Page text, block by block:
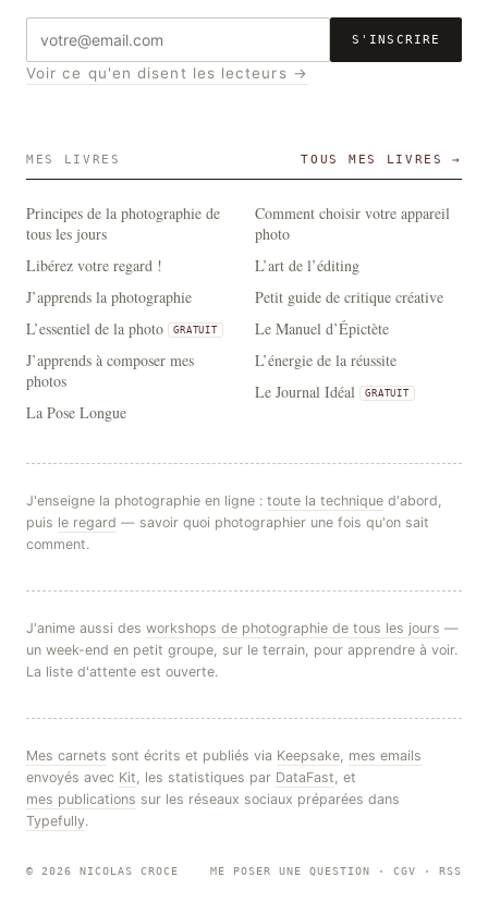
Adresse
e-
mail
S'INSCRIRE
Voir ce qu'en disent les lecteurs →
MES LIVRES TOUS MES LIVRES →
Principes de la photographie de
tous les jours
Libérez votre regard !
J’apprends la photographie
L’essentiel de la photo
GRATUIT
J’apprends à composer mes
photos
La Pose Longue
Comment choisir votre appareil
photo
L’art de l’éditing
Petit guide de critique créative
Le Manuel d’Épictète
L’énergie de la réussite
Le Journal Idéal
GRATUIT
J'enseigne la photographie en ligne : toute la technique d'abord,
puis le regard — savoir quoi photographier une fois qu'on sait
comment.
J'anime aussi des workshops de photographie de tous les jours —
un week-end en petit groupe, sur le terrain, pour apprendre à voir.
La liste d'attente est ouverte.
Mes carnets sont écrits et publiés via Keepsake, mes emails
envoyés avec Kit, les statistiques par DataFast, et
mes publications sur les réseaux sociaux préparées dans
Typefully.
© 2026 NICOLAS CROCE ME POSER UNE QUESTION · CGV · RSS